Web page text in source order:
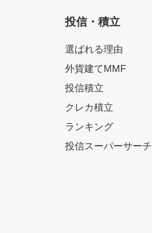
投信・積立
選ばれる理由
外貨建てMMF
投信積立
クレカ積立
ランキング
投信スーパーサーチ